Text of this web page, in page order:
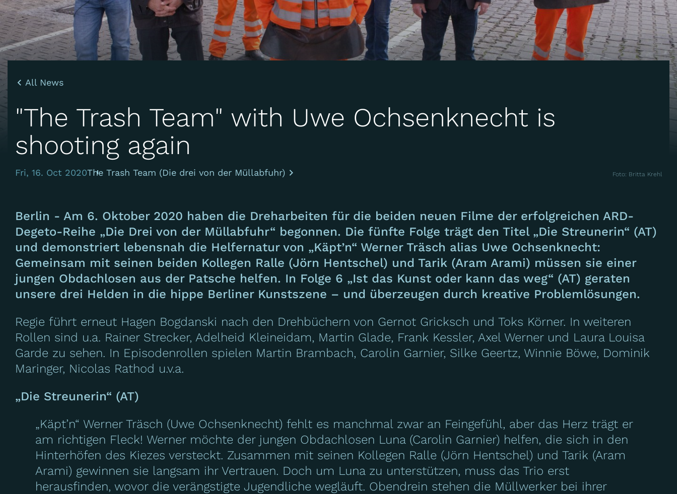
All News
"The Trash Team" with Uwe Ochsenknecht is
shooting again
Fri, 16. Oct 2020The Trash Team (Die drei von der Müllabfuhr) Foto: Britta Krehl
Berlin - Am 6. Oktober 2020 haben die Dreharbeiten für die beiden neuen Filme der erfolgreichen ARD-
Degeto-Reihe „Die Drei von der Müllabfuhr“ begonnen. Die fünfte Folge trägt den Titel „Die Streunerin“ (AT)
und demonstriert lebensnah die Helfernatur von „Käpt’n“ Werner Träsch alias Uwe Ochsenknecht:
Gemeinsam mit seinen beiden Kollegen Ralle (Jörn Hentschel) und Tarik (Aram Arami) müssen sie einer
jungen Obdachlosen aus der Patsche helfen. In Folge 6 „Ist das Kunst oder kann das weg“ (AT) geraten
unsere drei Helden in die hippe Berliner Kunstszene – und überzeugen durch kreative Problemlösungen.
Regie führt erneut Hagen Bogdanski nach den Drehbüchern von Gernot Gricksch und Toks Körner. In weiteren
Rollen sind u.a. Rainer Strecker, Adelheid Kleineidam, Martin Glade, Frank Kessler, Axel Werner und Laura Louisa
Garde zu sehen. In Episodenrollen spielen Martin Brambach, Carolin Garnier, Silke Geertz, Winnie Böwe, Dominik
Maringer, Nicolas Rathod u.v.a.
„Die Streunerin“ (AT)
„Käpt’n“ Werner Träsch (Uwe Ochsenknecht) fehlt es manchmal zwar an Feingefühl, aber das Herz trägt er
am richtigen Fleck! Werner möchte der jungen Obdachlosen Luna (Carolin Garnier) helfen, die sich in den
Hinterhöfen des Kiezes versteckt. Zusammen mit seinen Kollegen Ralle (Jörn Hentschel) und Tarik (Aram
Arami) gewinnen sie langsam ihr Vertrauen. Doch um Luna zu unterstützen, muss das Trio erst
herausfinden, wovor die verängstigte Jugendliche wegläuft. Obendrein stehen die Müllwerker bei ihrer